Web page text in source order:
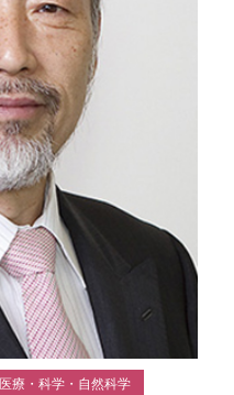
医療・科学・自然科学